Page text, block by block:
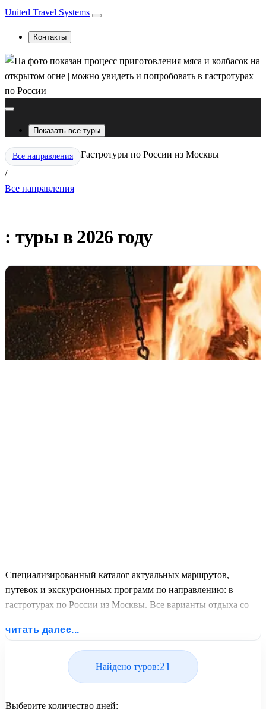
United Travel Systems
Контакты
Показать все туры
Все направления
/
Гастротуры по России из Москвы
Все направления
: туры в 2026 году
Специализированный каталог актуальных маршрутов,
путевок и экскурсионных программ по направлению: в
гастротурах по России из Москвы. Все варианты отдыха со
проездом и актуальным графиком заездов от United Travel
читать далее...
Найдено туров:21
Выберите количество дней: